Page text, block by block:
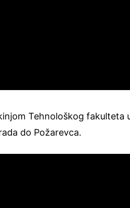
Tehnološkog fakulteta
do Požarevca.